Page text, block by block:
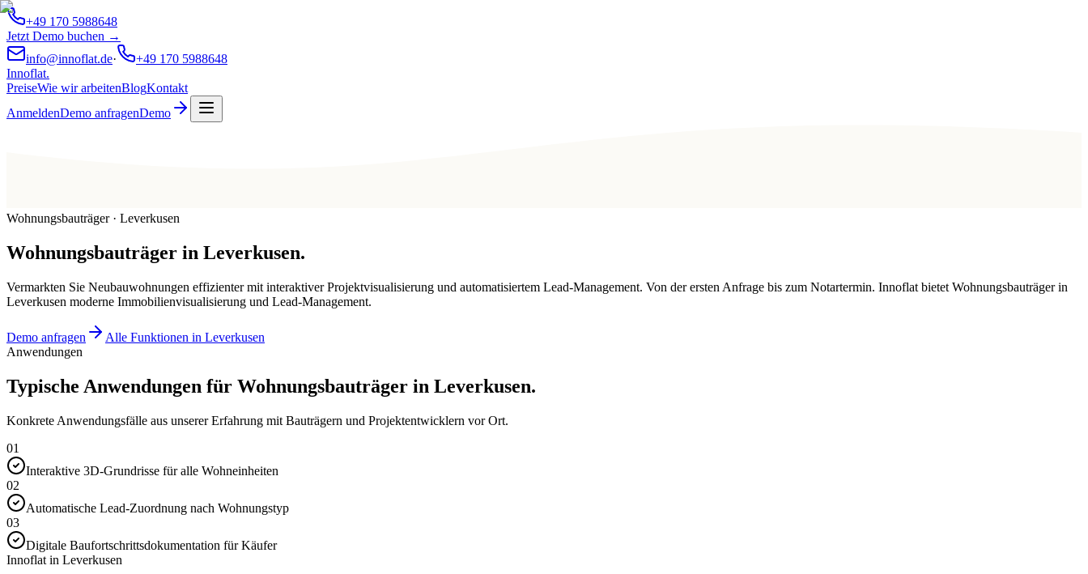
+49 170 5988648
Jetzt Demo buchen →
info@innoflat.de·
+49 170 5988648
Innoflat.
PreiseWie wir arbeitenBlogKontakt
AnmeldenDemo anfragenDemo
Wohnungsbauträger · Leverkusen
Wohnungsbauträger in Leverkusen.
Vermarkten Sie Neubauwohnungen effizienter mit interaktiver Projektvisualisierung und automatisiertem Lead-Management. Von der ersten Anfrage bis zum Notartermin. Innoflat bietet Wohnungsbauträger in
Leverkusen moderne Immobilienvisualisierung und Lead-Management.
Demo anfragen
Alle Funktionen in Leverkusen
Anwendungen
Typische Anwendungen für Wohnungsbauträger in Leverkusen.
Konkrete Anwendungsfälle aus unserer Erfahrung mit Bauträgern und Projektentwicklern vor Ort.
01
Interaktive 3D-Grundrisse für alle Wohneinheiten
02
Automatische Lead-Zuordnung nach Wohnungstyp
03
Digitale Baufortschrittsdokumentation für Käufer
Innoflat in Leverkusen